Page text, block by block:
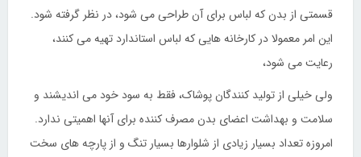
قسمتی از بدن که لباس برای آن طراحی می شود، در نظر گرفته شود.
این امر معمولا در کارخانه هایی که لباس استاندارد تهیه می کنند،
رعایت می شود،
ولی خیلی از تولید کنندگان پوشاک، فقط به سود خود می اندیشند و
سلامت و بهداشت اعضای بدن مصرف کننده برای آنها اهمیتی ندارد.
امروزه تعداد بسیار زیادی از شلوارها بسیار تنگ و از پارچه های سخت